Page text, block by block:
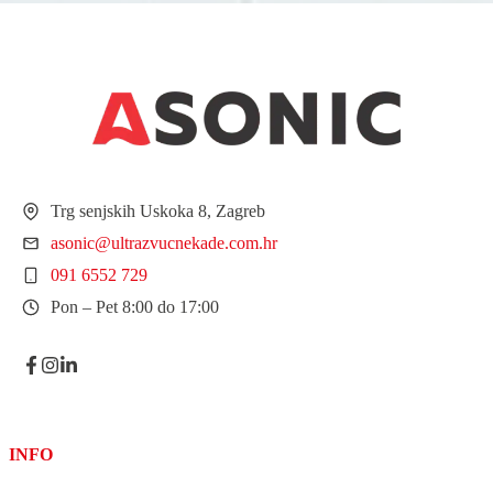
Trg senjskih Uskoka 8, Zagreb
asonic@ultrazvucnekade.com.hr
091 6552 729
Pon – Pet 8:00 do 17:00
INFO